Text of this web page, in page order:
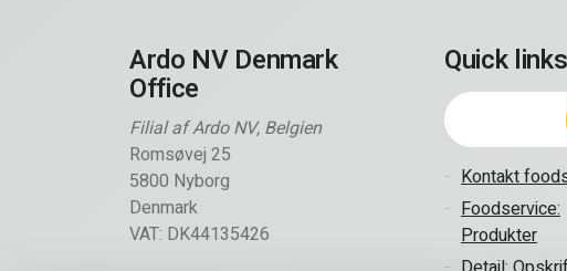
Ardo NV Denmark
Office
Filial af Ardo NV, Belgien
Romsøvej 25
5800 Nyborg
Denmark
VAT: DK44135426
Quick links
Kontakt
Foodservice:
Produkter